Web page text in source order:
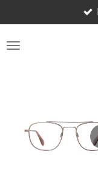
direct
naar